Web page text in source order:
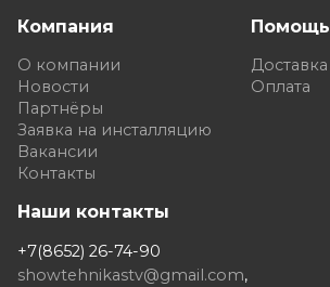
Компания
О компании
Новости
Партнёры
Заявка на инсталляцию
Вакансии
Контакты
Помощь
Доставка
Оплата
Наши контакты
+7(8652) 26-74-90
showtehnikastv@gmail.com,